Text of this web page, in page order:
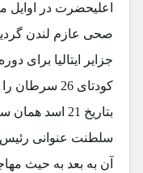
صحی عازم لندن
جزایر ایتالیا برای
کودتای 26
بتاریخ 21
سلطنت عنوانی
آن به بعد به حیث